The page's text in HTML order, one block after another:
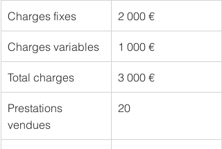
Charges fixes 2 000 €
Charges variables 1 000 €
Total charges 3 000 €
Prestations
vendues
20